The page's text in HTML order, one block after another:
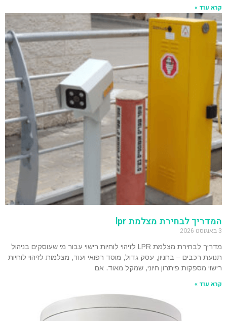
קרא עוד »
המדריך לבחירת מצלמת lpr
3 באוגוסט 2026
מדריך לבחירת מצלמת LPR לזיהוי לוחיות רישוי עבור מי שעוסקים בניהול
תנועת רכבים – בחניון, עסק גדול, מוסד רפואי ועוד, מצלמות לזיהוי לוחיות
רישוי מספקות פיתרון חיוני, שמקל מאוד. אם
קרא עוד »